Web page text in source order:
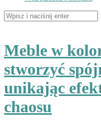
Szukaj:
Meble w
stworzyć
unikając
chaosu